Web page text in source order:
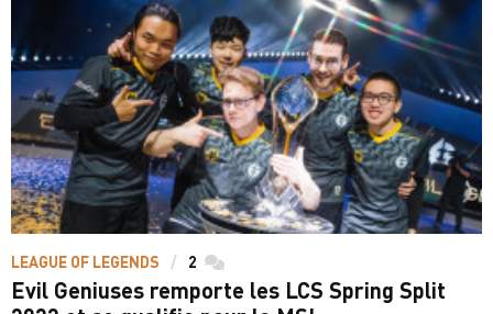
LEAGUE OF LEGENDS 2 commentaires
Evil Geniuses remporte les LCS Spring Split